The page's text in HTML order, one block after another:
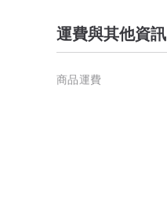
運費與其他資訊
商品運費